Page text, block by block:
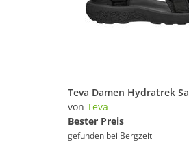
Teva Damen Hydratrek
von Teva
Bester Preis
gefunden bei Bergzeit